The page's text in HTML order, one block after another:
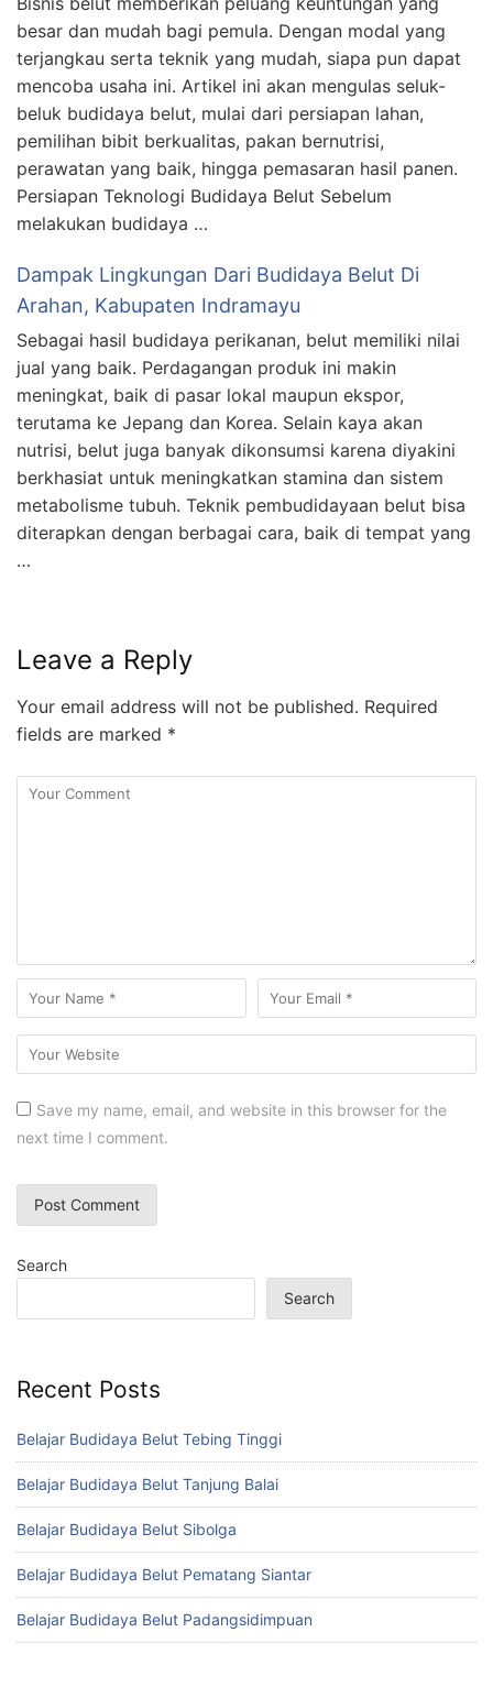
besar dan mudah bagi pemula. Dengan modal yang
terjangkau serta teknik yang mudah, siapa pun dapat
mencoba usaha ini. Artikel ini akan mengulas seluk-
beluk budidaya belut, mulai dari persiapan lahan,
pemilihan bibit berkualitas, pakan bernutrisi,
perawatan yang baik, hingga pemasaran hasil panen.
Persiapan Teknologi Budidaya Belut Sebelum
melakukan budidaya …
Dampak Lingkungan Dari Budidaya Belut Di
Arahan, Kabupaten Indramayu
Sebagai hasil budidaya perikanan, belut memiliki nilai
jual yang baik. Perdagangan produk ini makin
meningkat, baik di pasar lokal maupun ekspor,
terutama ke Jepang dan Korea. Selain kaya akan
nutrisi, belut juga banyak dikonsumsi karena diyakini
berkhasiat untuk meningkatkan stamina dan sistem
metabolisme tubuh. Teknik pembudidayaan belut bisa
diterapkan dengan berbagai cara, baik di tempat yang
…
Leave a Reply
Your email address will not be published. Required
fields are marked *
Save my name, email, and website in this browser for the
next time I comment.
Search
Search
Recent Posts
Belajar Budidaya Belut Tebing Tinggi
Belajar Budidaya Belut Tanjung Balai
Belajar Budidaya Belut Sibolga
Belajar Budidaya Belut Pematang Siantar
Belajar Budidaya Belut Padangsidimpuan